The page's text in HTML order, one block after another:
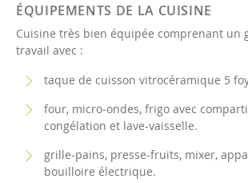
ÉQUIPEMENTS DE LA CUISINE
Cuisine très bien équipée comprenant un
travail avec :
taque de cuisson vitrocéramique 5
four, micro-ondes, frigo avec
congélation et lave-vaisselle.
grille-pains, presse-fruits, mixer,
bouilloire électrique.